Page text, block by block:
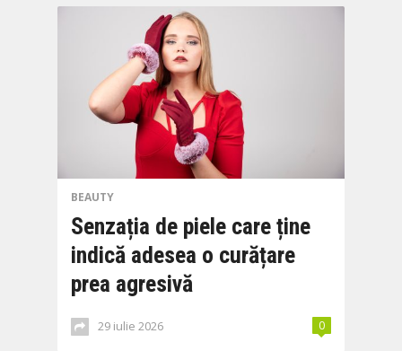
BEAUTY
Senzația de piele care ține
indică adesea o curățare
prea agresivă
29 iulie 2026 0